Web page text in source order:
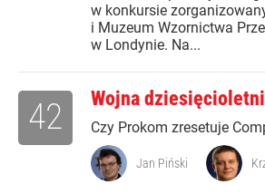
w konkursie
i Muzeum Wzornictwa
w Londynie. Na...
Wojna
Czy Prokom zresetuje
42
Jan Piński